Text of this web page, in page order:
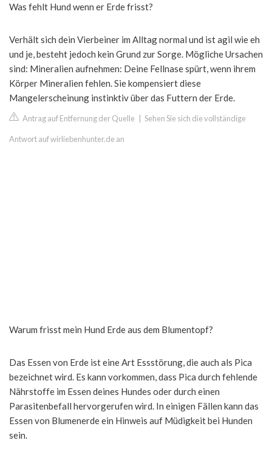
Was fehlt Hund wenn er Erde frisst?
Verhält sich dein Vierbeiner im Alltag normal und ist agil wie eh
und je, besteht jedoch kein Grund zur Sorge. Mögliche Ursachen
sind: Mineralien aufnehmen: Deine Fellnase spürt, wenn ihrem
Körper Mineralien fehlen. Sie kompensiert diese
Mangelerscheinung instinktiv über das Futtern der Erde.
Antrag auf Entfernung der Quelle Sehen Sie sich die vollständige
Antwort auf wirliebenhunter.de an
Warum frisst mein Hund Erde aus dem Blumentopf?
Das Essen von Erde ist eine Art Essstörung, die auch als Pica
bezeichnet wird. Es kann vorkommen, dass Pica durch fehlende
Nährstoffe im Essen deines Hundes oder durch einen
Parasitenbefall hervorgerufen wird. In einigen Fällen kann das
Essen von Blumenerde ein Hinweis auf Müdigkeit bei Hunden
sein.